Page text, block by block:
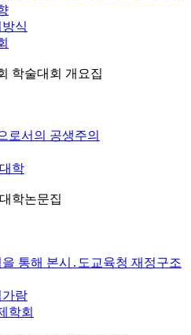
방식
학술대회 개요집
로서의 공생주의
학
학논문집
통해 본시․도교육청 재정구조
가람
학회